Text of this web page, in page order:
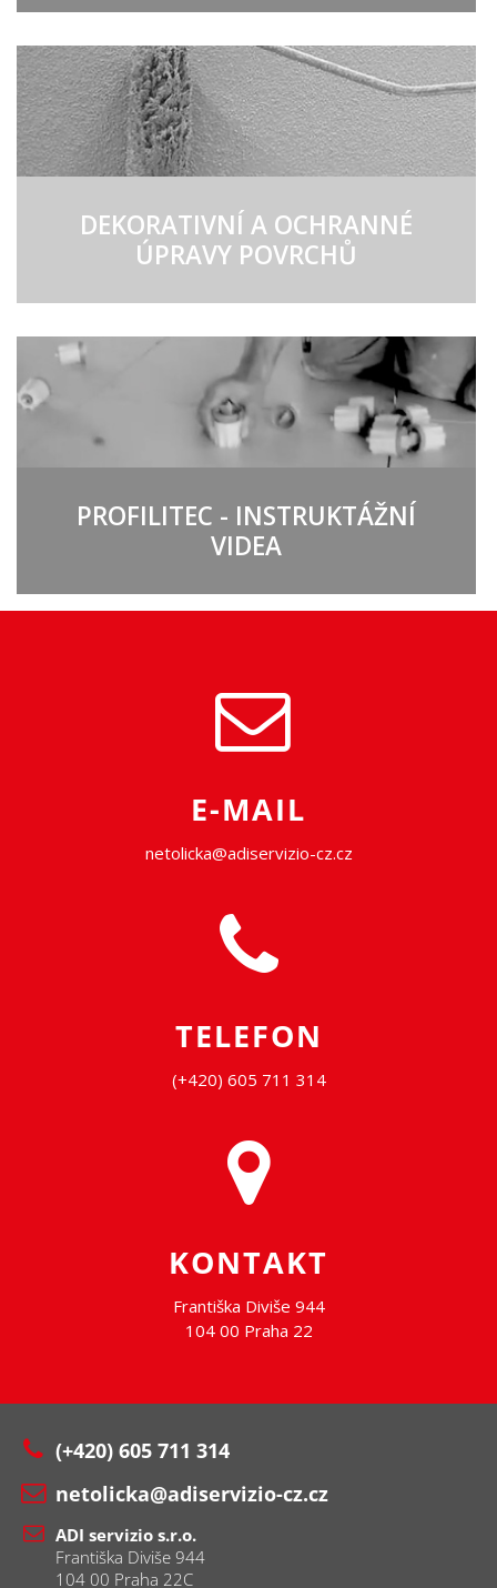
DEKORATIVNÍ A OCHRANNÉ
ÚPRAVY POVRCHŮ
PROFILITEC - INSTRUKTÁŽNÍ
VIDEA
E-MAIL
netolicka@adiservizio-cz.cz
TELEFON
(+420) 605 711 314
KONTAKT
Františka Diviše 944
104 00 Praha 22
(+420) 605 711 314
netolicka@adiservizio-cz.cz
ADI servizio s.r.o.
Františka Diviše 944
104 00 Praha 22C